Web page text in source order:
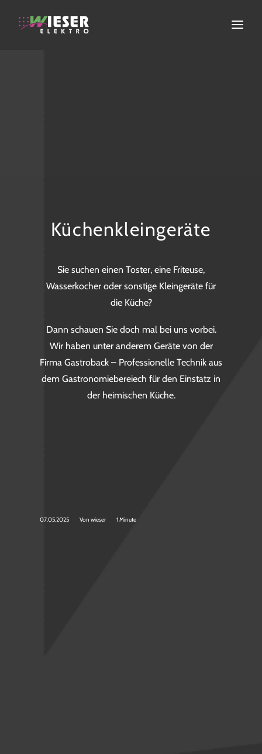
Küchenkleingeräte
Sie suchen einen Toster, eine Friteuse,
Wasserkocher oder sonstige Kleingeräte für
die Küche?
Dann schauen Sie doch mal bei uns vorbei.
Wir haben unter anderem Geräte von der
Firma Gastroback – Professionelle Technik aus
dem Gastronomiebereiech für den Einstatz in
der heimischen Küche.
07.05.2025 Von wieser 1 Minute